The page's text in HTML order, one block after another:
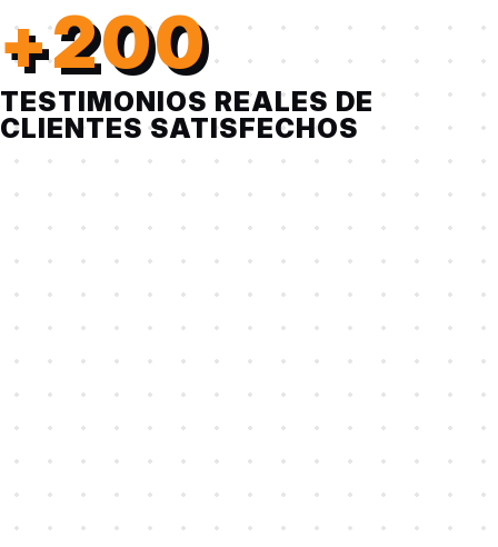
+200
TESTIMONIOS REALES DE
CLIENTES SATISFECHOS